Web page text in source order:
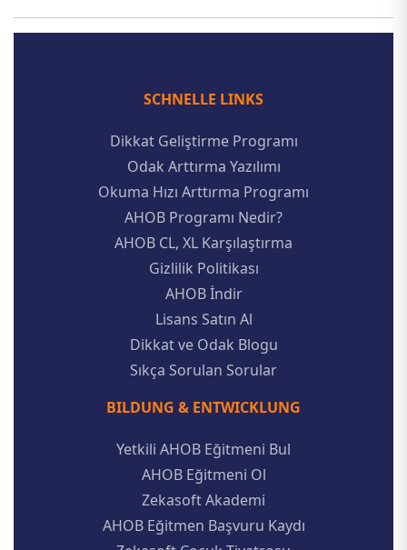
SCHNELLE LINKS
Dikkat Geliştirme Programı
Odak Arttırma Yazılımı
Okuma Hızı Arttırma Programı
AHOB Programı Nedir?
AHOB CL, XL Karşılaştırma
Gizlilik Politikası
AHOB İndir
Lisans Satın Al
Dikkat ve Odak Blogu
Sıkça Sorulan Sorular
BILDUNG & ENTWICKLUNG
Yetkili AHOB Eğitmeni Bul
AHOB Eğitmeni Ol
Zekasoft Akademi
AHOB Eğitmen Başvuru Kaydı